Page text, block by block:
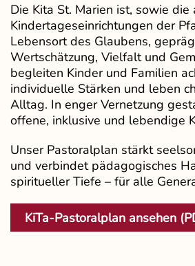
Die Kita St. Marien ist, sowie die
Kindertageseinrichtungen der
Lebensort des Glaubens,
Wertschätzung, Vielfalt und
begleiten Kinder und Familien
individuelle Stärken und leben
Alltag. In enger Vernetzung
offene, inklusive und lebendige
Unser Pastoralplan stärkt
und verbindet pädagogisches
spiritueller Tiefe – für alle
KiTa-Pastoralplan ansehen